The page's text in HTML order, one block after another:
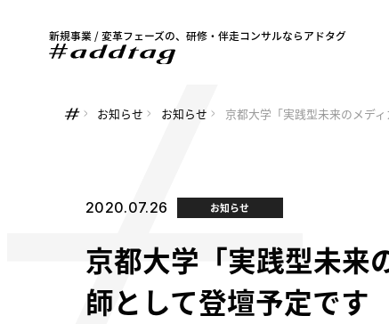
新規事業 / 変革フェーズの、研修・伴走コンサルならアドタグ
お知らせ お知らせ 京都大学「実践型未来のメデ
2020.07.26 お知らせ
京都大学「実践型未来
師として登壇予定です